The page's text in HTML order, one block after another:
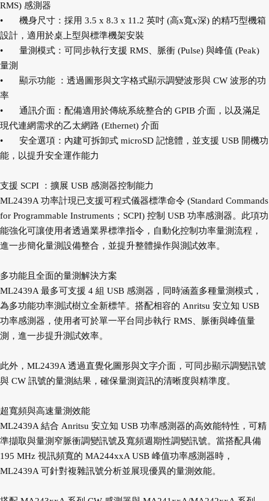
RMS) 感測器
•
機身尺寸：採用 3.5 x 8.3 x 11.2 英吋 (高x寬x深) 的精巧型機箱
設計，適用於桌上型與標準機架安裝
•
量測模式：可同步執行支援 RMS、脈衝 (Pulse) 與峰值 (Peak)
量測
•
顯示功能 ：透過圖形與文字格式顯示調變波形與 CW 波形的功
率
•
通訊介面：配備適用於傳統系統整合的 GPIB 介面，以及滿足
現代連網需求的乙太網路 (Ethernet) 介面
•
安全選項：內建可拆卸式 microSD 記憶體，並支援 USB 開機功
能，以提升安全運作能力
支援 SCPI ：擴展 USB 感測器控制能力
ML2439A 功率計現已支援可程式儀器標準命令 (Standard Commands
for Programmable Instruments；SCPI) 控制 USB 功率感測器。此項功
能強化可讓使用者透過業界標準指令，自動化控制功率量測流程，
進一步簡化量測設備整合，並提升整體操作與測試效率。
多功能且全面的量測解決方案
ML2439A 最多可支援 4 組 USB 感測器，同時涵蓋多種量測模式，
為多功能功率測試樹立全新標竿。搭配相容的 Anritsu 安立知 USB
功率感測器，使用者可於單一平台同步執行 RMS、脈衝與峰值量
測，進一步提升測試效率。
此外，ML2439A 透過直覺化圖形與文字介面，可同步顯示調變訊號
與 CW 訊號的量測結果，確保量測資訊的清晰度與精準度。
超寬頻與高速量測效能
ML2439A 結合 Anritsu 安立知 USB 功率感測器的高效能特性，可精
準擷取與量測窄脈衝調變訊號及寬頻週期性調變訊號。當搭配具備
195 MHz 視訊頻寬的 MA244xxA USB 峰值功率感測器時，
ML2439A 可針對複雜訊號分析並展現優異的量測效能。